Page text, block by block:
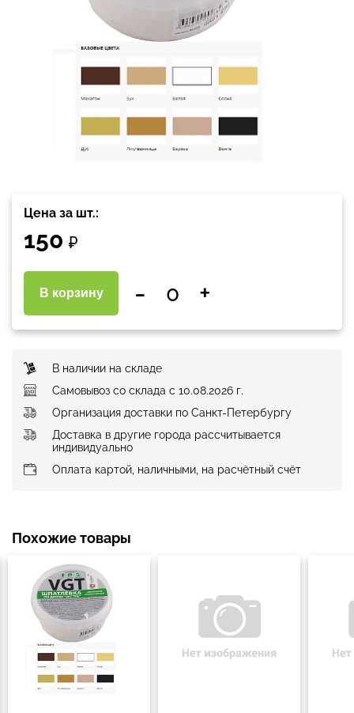
Цена за шт.:
150 ₽
В корзину - +
В наличии на складе
Самовывоз со склада с 10.08.2026 г.
Организация доставки по Санкт-Петербургу
Доставка в другие города рассчитывается
индивидуально
Оплата картой, наличными, на расчётный счёт
Похожие товары